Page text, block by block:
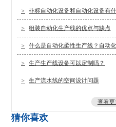
> 非标自动化设备和自动化设备有
> 组装自动化生产线的优点与缺点
> 什么是自动化柔性生产线？自动
> 生产生产线设备可以定制吗？
> 生产流水线的空间设计问题
查看更
猜你喜欢